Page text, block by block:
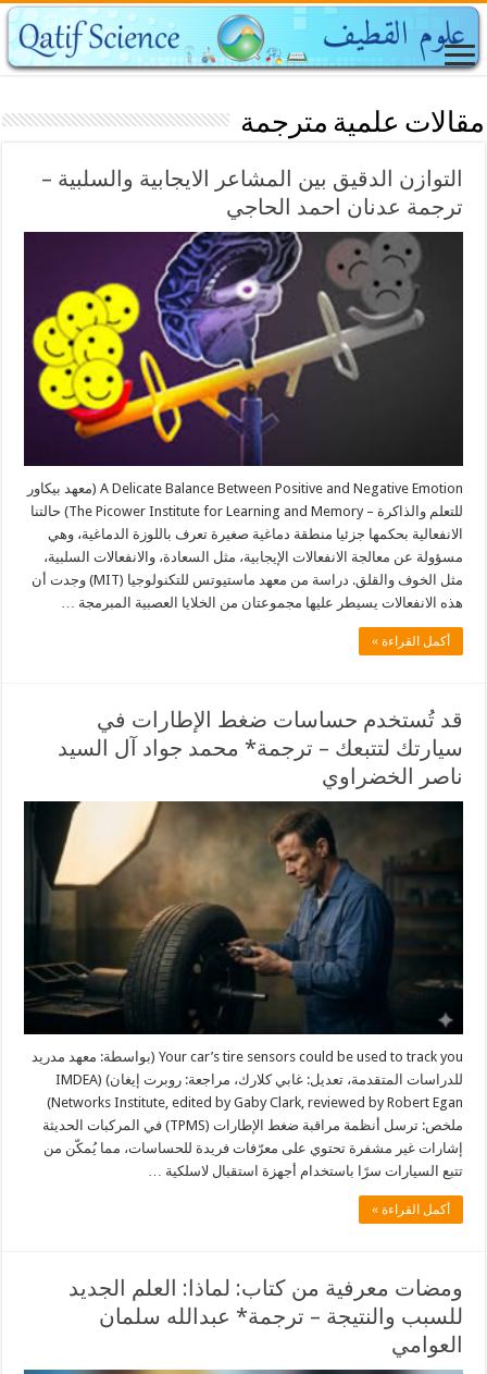
مقالات علمية مترجمة
التوازن الدقيق بين المشاعر الايجابية والسلبية –
ترجمة عدنان احمد الحاجي
A Delicate Balance Between Positive and Negative Emotion (معهد بيكاور
للتعلم والذاكرة – The Picower Institute for Learning and Memory) حالتنا
الانفعالية بحكمها جزئيا منطقة دماغية صغيرة تعرف باللوزة الدماغية، وهي
مسؤولة عن معالجة الانفعالات الإيجابية، مثل السعادة، والانفعالات السلبية،
مثل الخوف والقلق. دراسة من معهد ماستيوتس للتكنولوجيا (MIT) وجدت أن
هذه الانفعالات يسيطر عليها مجموعتان من الخلايا العصبية المبرمجة …
أكمل القراءة »
قد تُستخدم حساسات ضغط الإطارات في
سيارتك لتتبعك – ترجمة* محمد جواد آل السيد
ناصر الخضراوي
Your car’s tire sensors could be used to track you (بواسطة: معهد مدريد
للدراسات المتقدمة، تعديل: غابي كلارك، مراجعة: روبرت إيغان) (IMDEA
Networks Institute, edited by Gaby Clark, reviewed by Robert Egan)
ملخص: ترسل أنظمة مراقبة ضغط الإطارات (TPMS) في المركبات الحديثة
إشارات غير مشفرة تحتوي على معرّفات فريدة للحساسات، مما يُمكّن من
تتبع السيارات سرًا باستخدام أجهزة استقبال لاسلكية …
أكمل القراءة »
ومضات معرفية من كتاب: لماذا: العلم الجديد
للسبب والنتيجة – ترجمة* عبدالله سلمان
العوامي